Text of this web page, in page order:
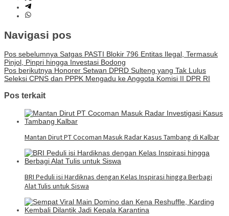
Navigasi pos
Pos sebelumnya Satgas PASTI Blokir 796 Entitas Ilegal, Termasuk
Pinjol, Pinpri hingga Investasi Bodong
Pos berikutnya Honorer Setwan DPRD Sulteng yang Tak Lulus
Seleksi CPNS dan PPPK Mengadu ke Anggota Komisi II DPR RI
Pos terkait
Mantan Dirut PT Cocoman Masuk Radar Kasus Tambang di Kalbar
BRI Peduli isi Hardiknas dengan Kelas Inspirasi hingga Berbagi
Alat Tulis untuk Siswa